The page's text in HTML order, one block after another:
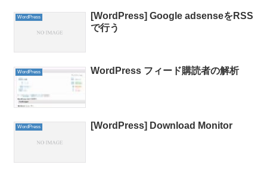
WordPress
[WordPress] Google adsenseをRSS
で行う
WordPress WordPress フィード購読者の解析
WordPress [WordPress] Download Monitor